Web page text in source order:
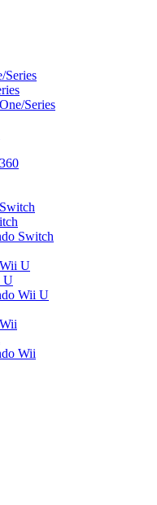
Series
Series
Switch
U
U
Wii U
Wii